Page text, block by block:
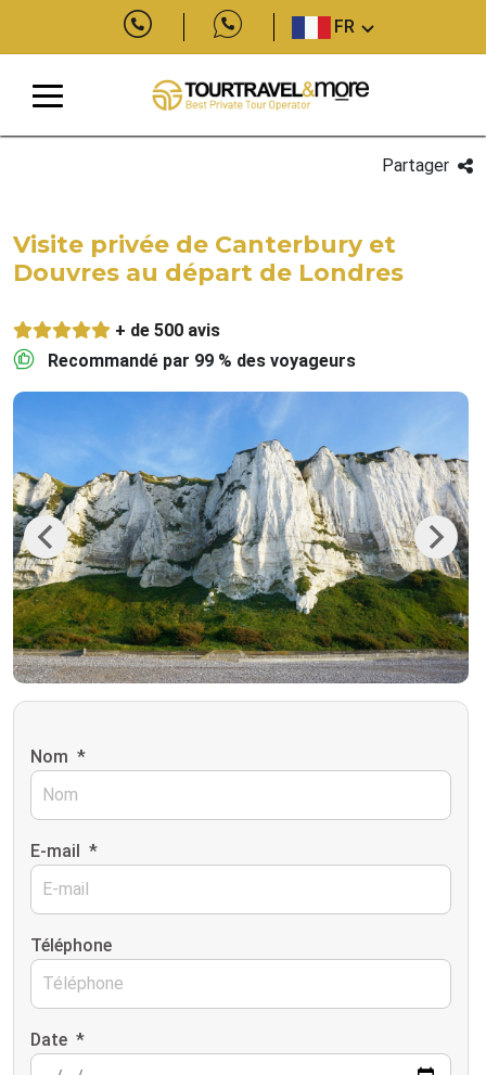
FR
Partager
Visite privée de Canterbury et
Douvres au départ de Londres
+ de 500 avis
Recommandé par 99 % des voyageurs
Previous Next
Nom *
E-mail *
Téléphone
Date *